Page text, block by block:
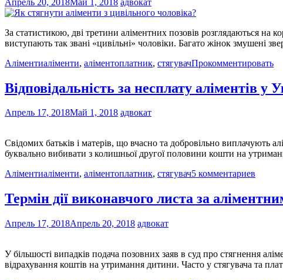
За статистикою, дві третини аліментних позовів розглядаються на
виступають так звані «цивільні» чоловіки. Багато жінок змушені
Аліментиаліменти, аліментоплатник, стягувачПрокомментировать
Відповідальність за несплату аліментів у
Апрель 17, 2018Май 1, 2018 адвокат
Свідомих батьків і матерів, що вчасно та добровільно виплачують
буквально вибивати з колишньої другої половини кошти на
Аліментиаліменти, аліментоплатник, стягувач5 комментариев
Термін дії виконавчого листа за
Апрель 17, 2018Апрель 20, 2018 адвокат
У більшості випадків подача позовних заяв в суд про стягнення
відрахування коштів на утримання дитини. Часто у стягувача та